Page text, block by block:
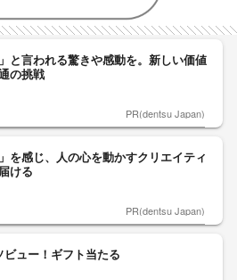
」と言われる驚きや感動を。新しい価値
の挑戦
PR(dentsu Japan)
」を感じ、人の心を動かすクリエイティ
ける
PR(dentsu Japan)
ビュー！ギフト当たる